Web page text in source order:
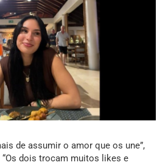
de assumir o amor que os une”,
dois trocam muitos likes e